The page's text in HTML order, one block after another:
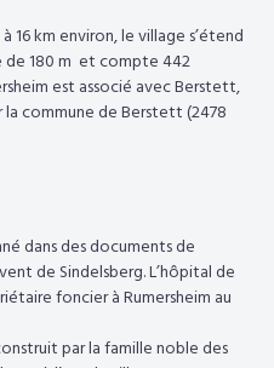
16 km environ, le village s’étend
de 180 m et compte 442
est associé avec Berstett,
commune de Berstett (2478
dans des documents de
de Sindelsberg. L’hôpital de
foncier à Rumersheim au
par la famille noble des